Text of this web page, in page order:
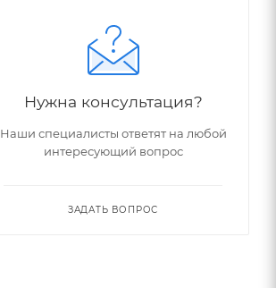
Нужна консультация?
Наши специалисты ответят на любой
интересующий вопрос
ЗАДАТЬ ВОПРОС